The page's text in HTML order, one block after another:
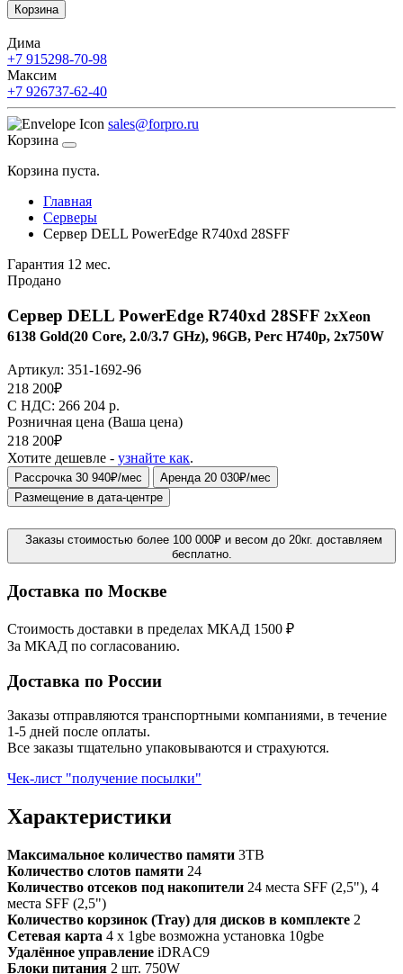
Корзина
Дима
+7 915298-70-98
Максим
+7 926737-62-40
sales@forpro.ru
Корзина
Корзина пуста.
Главная
Серверы
Сервер DELL PowerEdge R740xd 28SFF
Гарантия 12 мес.
Продано
Сервер DELL PowerEdge R740xd 28SFF 2xXeon
6138 Gold(20 Core, 2.0/3.7 GHz), 96GB, Perc H740p, 2x750W
Артикул: 351-1692-96
218 200₽
C НДС: 266 204 р.
Розничная цена (Ваша цена)
218 200₽
Хотите дешевле - узнайте как.
Рассрочка 30 940₽/мес
Аренда 20 030₽/мес
Размещение в дата-центре
Заказы стоимостью более 100 000₽ и весом до 20кг. доставляем
бесплатно.
Доставка по Москве
Стоимость доставки в пределах МКАД 1500 ₽
За МКАД по согласованию.
Доставка по России
Заказы отправляются транспортными компаниями, в течение
1-5 дней после оплаты.
Все заказы тщательно упаковываются и страхуются.
Чек-лист "получение посылки"
Характеристики
Максимальное количество памяти 3TB
Количество слотов памяти 24
Количество отсеков под накопители 24 места SFF (2,5"), 4
места SFF (2,5")
Количество корзинок (Tray) для дисков в комплекте 2
Сетевая карта 4 x 1gbe возможна установка 10gbe
Удалённое управление iDRAC9
Блоки питания 2 шт. 750W